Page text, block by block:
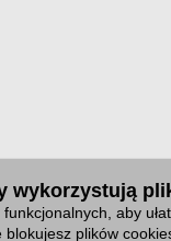
wykorzystują
aby
plików